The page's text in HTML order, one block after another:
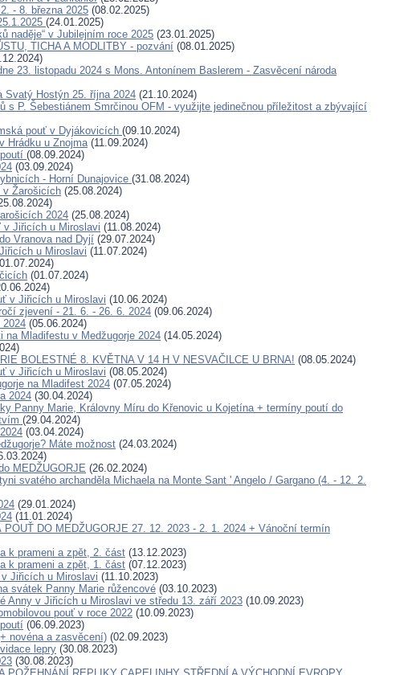
- 8. března 2025 (08.02.2025)
(24.01.2025)
naděje“ v Jubilejním roce 2025 (23.01.2025)
TICHA A MODLITBY - pozvání (08.01.2025)
23. listopadu 2024 s Mons. Antonínem Baslerem - Zasvěcení národa
Svatý Hostýn 25. října 2024 (21.10.2024)
s P. Šebestiánem Smrčinou OFM - využijte jedinečnou příležitost a zbývající
pouť v Dyjákovicích (09.10.2024)
Hrádku u Znojma(11.09.2024)
(08.09.2024)
(03.09.2024)
- Horní Dunajovice (31.08.2024)
v Žarošicích (25.08.2024)
2024 (25.08.2024)
v Jiřicích u Miroslavi (11.08.2024)
Vranova nad Dyjí (29.07.2024)
u Miroslavi (11.07.2024)
(01.07.2024)
v Jiřicích u Miroslavi (10.06.2024)
zjevení - 21. 6. - 26. 6. 2024 (09.06.2024)
2024 (05.06.2024)
na Mladifestu v Medžugorje 2024 (14.05.2024)
BOLESTNÉ 8. KVĚTNA V 14 H V NESVAČILCE U BRNA! (08.05.2024)
v Jiřicích u Miroslavi (08.05.2024)
na Mladifest 2024 (07.05.2024)
2024 (30.04.2024)
Panny Marie, Královny Míru do Křenovic u Kojetína + termíny poutí do
(29.04.2024)
(03.04.2024)
Máte možnost (24.03.2024)
MEDŽUGORJE (26.02.2024)
svatého archanděla Michaela na Monte Sant ' Angelo / Gargano (4. - 12. 2.
(29.01.2024)
(11.01.2024)
POUŤ DO MEDŽUGORJE 27. 12. 2023 - 2. 1. 2024 + Vánoční termín
k prameni a zpět, 2. část (13.12.2023)
k prameni a zpět, 1. část (07.12.2023)
Jiřicích u Miroslavi (11.10.2023)
svátek Panny Marie růžencové (03.10.2023)
Anny v Jiřicích u Miroslavi ve středu 13. září 2023 (10.09.2023)
pouť v roce 2022 (10.09.2023)
(06.09.2023)
novéna a zasvěcení) (02.09.2023)
lepry (30.08.2023)
(30.08.2023)